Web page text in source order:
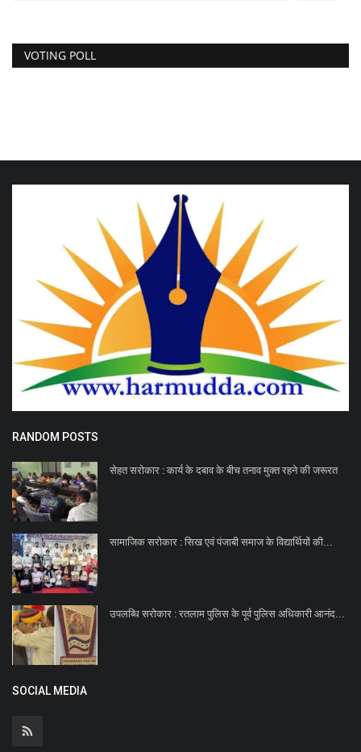
VOTING POLL
RANDOM POSTS
सेहत सरोकार : कार्य के दबाव के बीच तनाव मुक्त रहने की जरूरत
सामाजिक सरोकार : सिख एवं पंजाबी समाज के विद्यार्थियों की...
उपलब्धि सरोकार : रतलाम पुलिस के पूर्व पुलिस अधिकारी आनंद...
SOCIAL MEDIA